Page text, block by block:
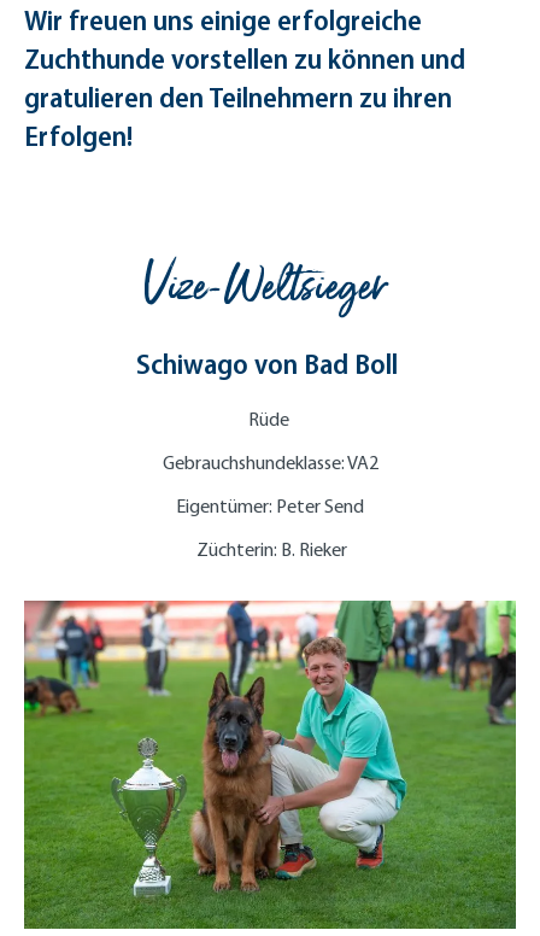
Wir freuen uns einige erfolgreiche
Zuchthunde vorstellen zu können und
gratulieren den Teilnehmern zu ihren
Erfolgen!
Vize-Weltsieger
Schiwago von Bad Boll
Rüde
Gebrauchshundeklasse: VA2
Eigentümer: Peter Send
Züchterin: B. Rieker